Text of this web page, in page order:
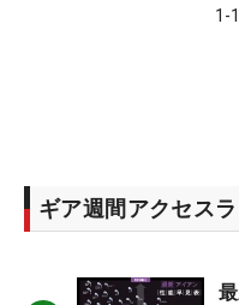
1 -
ギア週間アクセス